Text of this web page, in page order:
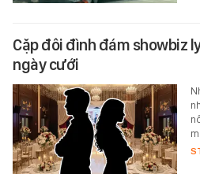
Cặp đôi đình đám showbiz
ngày cưới